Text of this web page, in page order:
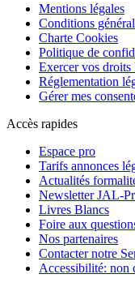
Mentions légales
Conditions
Charte Cookies
Politique de
Exercer vos droits
Réglementation
Gérer mes
Accès rapides
Espace pro
Tarifs annonces
Actualités
Newsletter JAL-
Livres Blancs
Foire aux
Nos partenaires
Contacter notre
Accessibilité: non